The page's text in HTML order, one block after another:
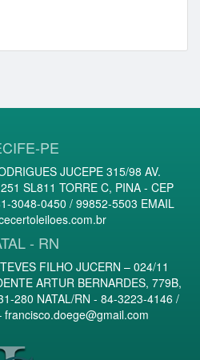
PE
JUCEPE 315/98 AV.
SL811 TORRE C, PINA - CEP
3048-0450 / 99852-5503 EMAIL
- RN
FILHO JUCERN – 024/11
ARTUR BERNARDES, 779B,
280 NATAL/RN - 84-3223-4146 /
francisco.doege@gmail.com